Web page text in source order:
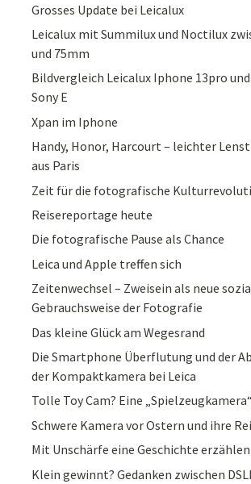
Grosses Update bei Leicalux
Leicalux mit Summilux und Noctilux
und 75mm
Bildvergleich Leicalux Iphone 13pro
Sony E
Xpan im Iphone
Handy, Honor, Harcourt – leichter
aus Paris
Zeit für die fotografische
Reisereportage heute
Die fotografische Pause als Chance
Leica und Apple treffen sich
Zeitenwechsel – Zweisein als neue
Gebrauchsweise der Fotografie
Das kleine Glück am Wegesrand
Die Smartphone Überflutung und der
der Kompaktkamera bei Leica
Tolle Toy Cam? Eine
Schwere Kamera vor Ostern und ihre
Mit Unschärfe eine Geschichte erzählen
Klein gewinnt? Gedanken zwischen